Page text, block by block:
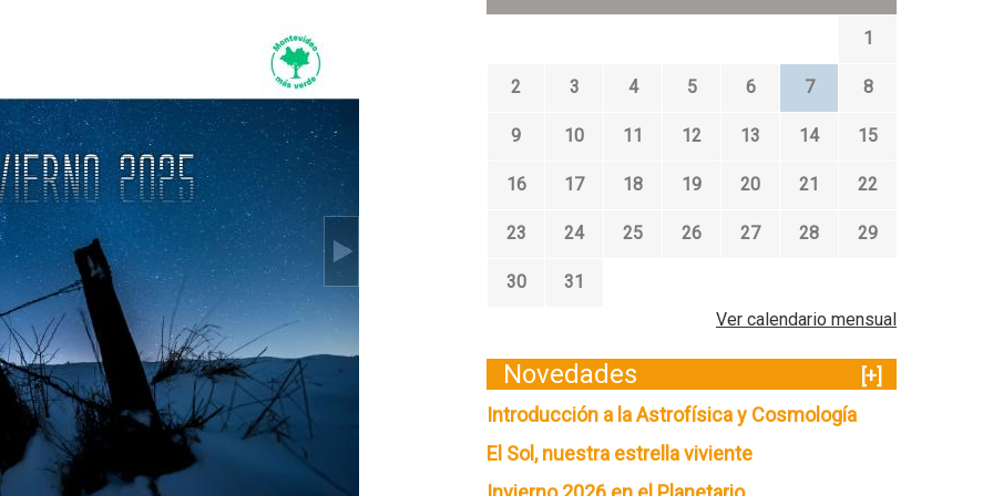
1
2 3 4 5 6 7 8
9 10 11 12 13 14 15
16 17 18 19 20 21 22
23 24 25 26 27 28 29
30
31
Ver calendario mensual
Novedades
[+]
Introducción a la Astrofísica y Cosmología
El Sol, nuestra estrella viviente